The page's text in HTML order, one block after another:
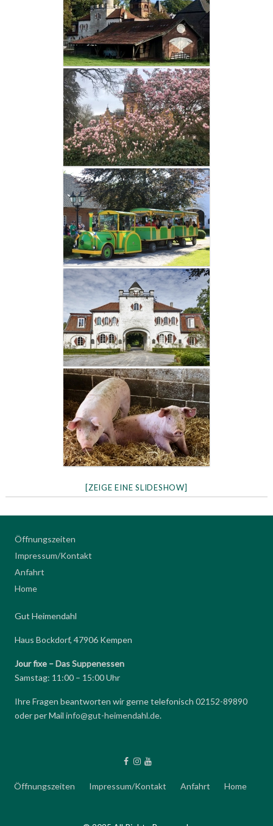
[ZEIGE EINE SLIDESHOW]
Öffnungszeiten
Impressum/Kontakt
Anfahrt
Home
Gut Heimendahl
Haus Bockdorf, 47906 Kempen
Jour fixe –Das Suppenessen
Samstag: 11:00 – 15:00 Uhr
Ihre Fragen beantworten wir gerne telefonisch 02152-89890
oder per Mail info@gut-heimendahl.de.
Öffnungszeiten Impressum/Kontakt Anfahrt Home